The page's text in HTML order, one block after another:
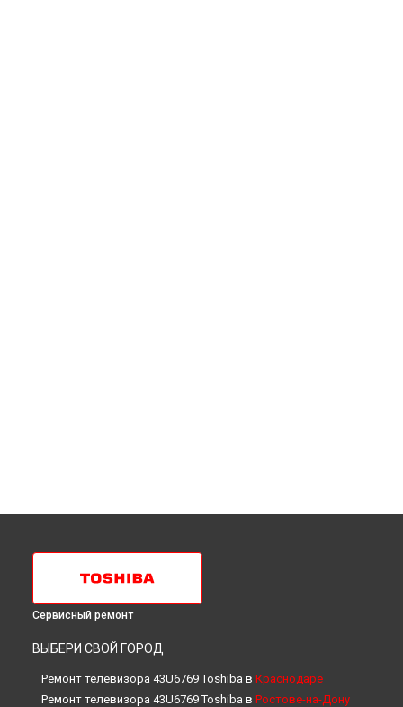
Сервисный ремонт
ВЫБЕРИ СВОЙ ГОРОД
Ремонт телевизора 43U6769 Toshiba в Краснодаре
Ремонт телевизора 43U6769 Toshiba в Ростове-на-Дону